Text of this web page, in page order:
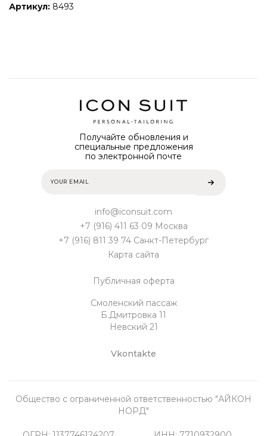
Артикул: 8493
Получайте обновления и
специальные предложения
по электронной почте
info@iconsuit.com
+7 (916) 411 63 09 Москва
+7 (916) 811 39 74 Санкт-Петербург
Карта сайта
Публичная оферта
Смоленский пассаж
Б.Дмитровка 11
Невский 21
Vkontakte
Общество с ограниченной ответственностью "АЙКОН
НОРД"